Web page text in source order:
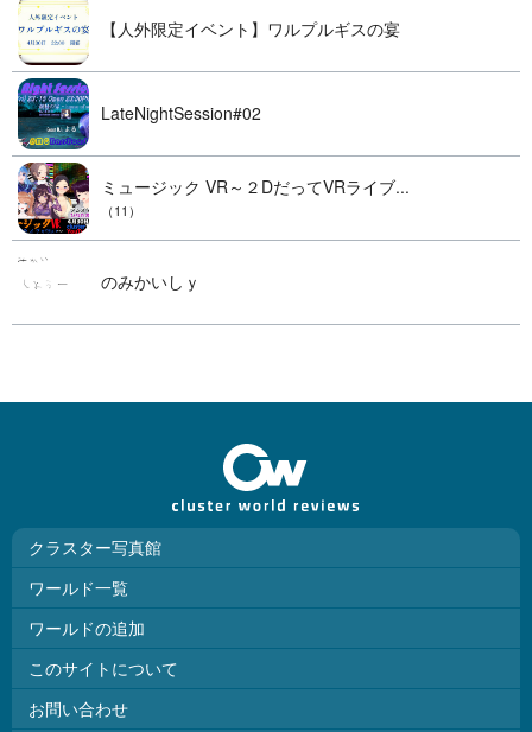
【人外限定イベント】ワルプルギスの宴
LateNightSession#02
ミュージック VR～２DだってVRライブ...
（11）
のみかいしｙ
クラスター写真館
ワールド一覧
ワールドの追加
このサイトについて
お問い合わせ